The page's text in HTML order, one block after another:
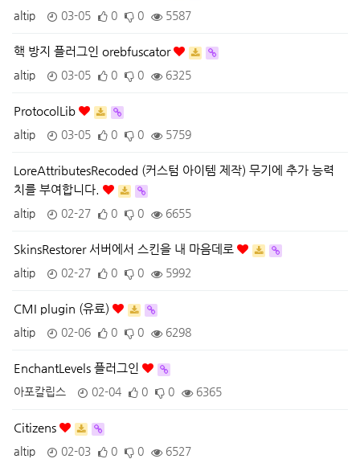
altip 03-05 0 0 5587
핵 방지 플러그인 orebfuscator
altip 03-05 0 0 6325
ProtocolLib
altip 03-05 0 0 5759
LoreAttributesRecoded (커스텀 아이템 제작) 무기에 추가 능력
치를 부여합니다.
altip 02-27 0 0 6655
SkinsRestorer 서버에서 스킨을 내 마음데로
altip 02-27 0 0 5992
CMI plugin (유료)
altip 02-06 0 0 6298
EnchantLevels 플러그인
아포칼립스 02-04 0 0 6365
Citizens
altip 02-03 0 0 6527